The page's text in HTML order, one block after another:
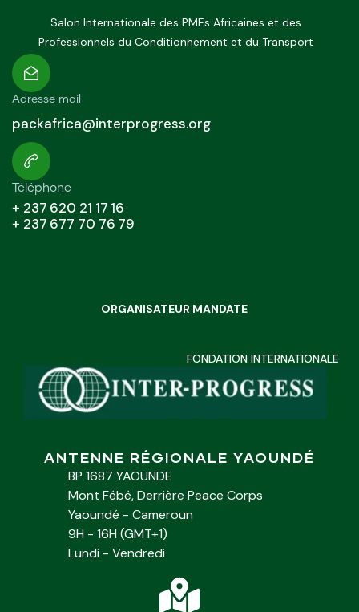
Salon Internationale des PMEs Africaines et des
Professionnels du Conditionnement et du Transport
Adresse mail
packafrica@interprogress.org
Téléphone
+ 237 620 21 17 16
+ 237 677 70 76 79
ORGANISATEUR MANDATE
FONDATION INTERNATIONALE
ANTENNE RÉGIONALE YAOUNDÉ
BP 1687 YAOUNDE
Mont Fébé, Derrière Peace Corps
Yaoundé - Cameroun
9H - 16H (GMT+1)
Lundi - Vendredi